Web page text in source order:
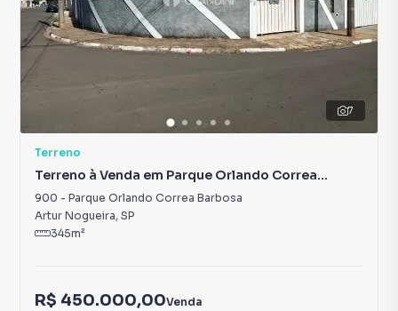
7
Terreno
Terreno à Venda em Parque Orlando Correa
Barbosa
900 - Parque Orlando Correa Barbosa
Artur Nogueira, SP
345m²
R$ 450.000,00Venda